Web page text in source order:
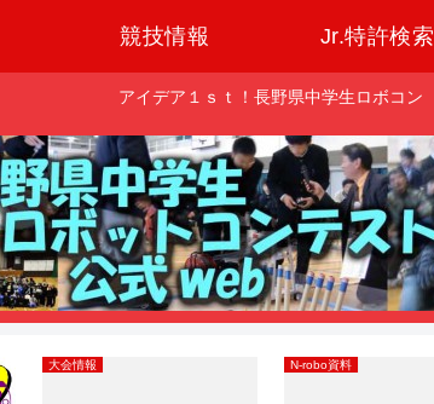
アイデア１ｓｔ！長野県中学生ロボコン
競技情報 Jr.特許検索
大会情報 N-robo資料